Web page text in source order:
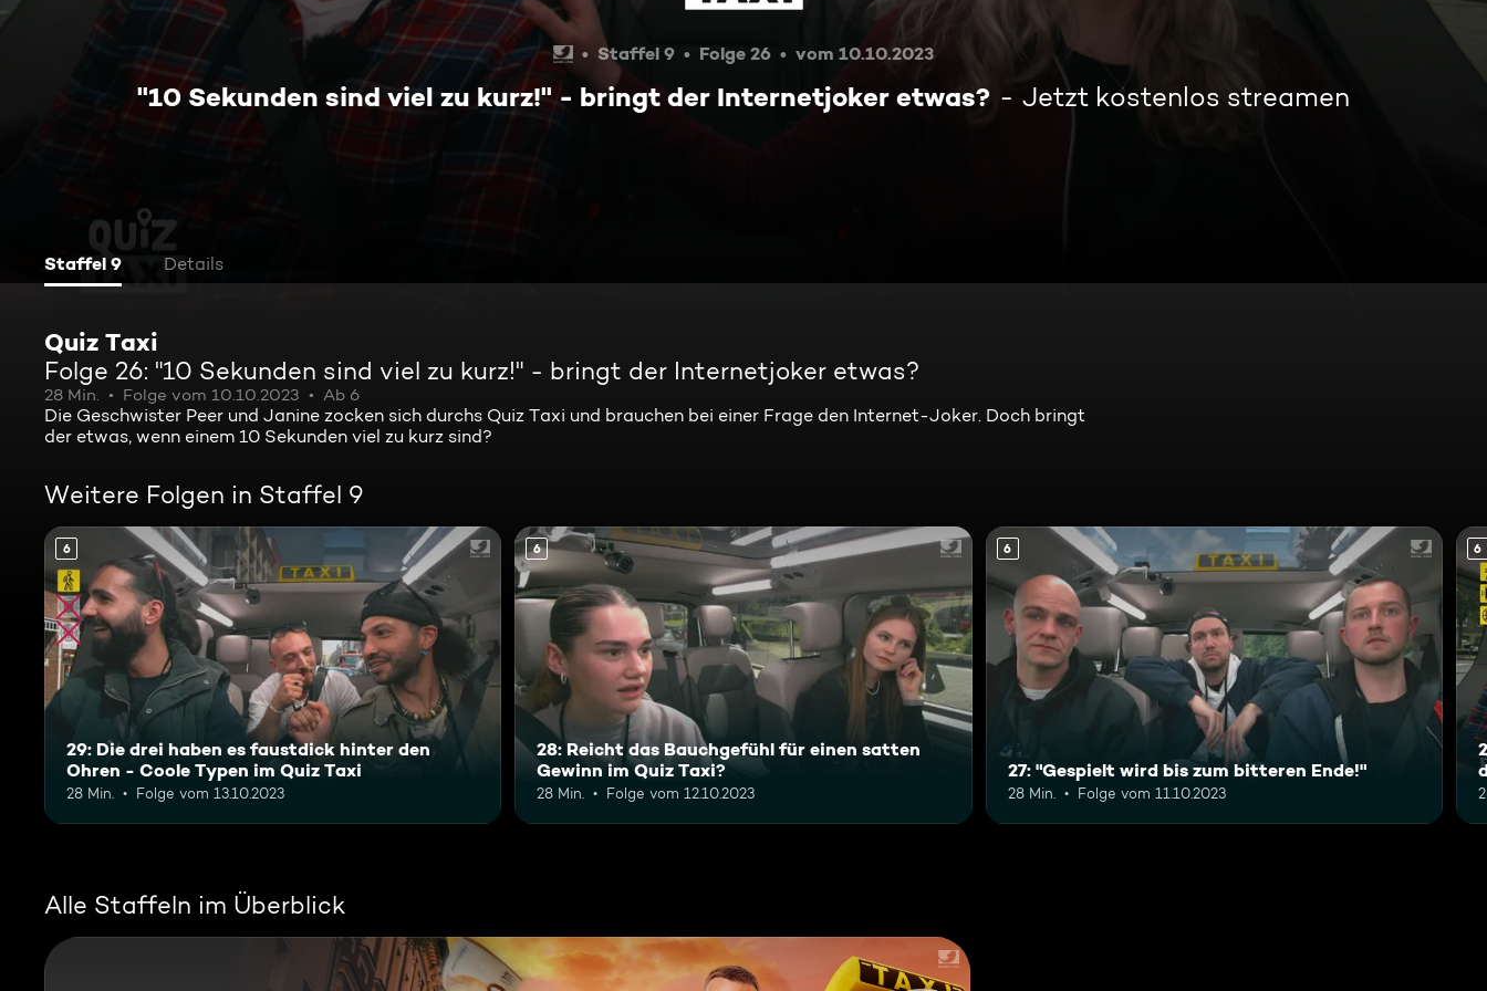
Staffel 9 Folge 26 vom 10.10.2023
"10 Sekunden sind viel zu kurz!" - bringt der Internetjoker etwas? Jetzt kostenlos streamen
Staffel 9 Details
Quiz Taxi
Folge 26: "10 Sekunden sind viel zu kurz!" - bringt der Internetjoker etwas?
28 Min. Folge vom 10.10.2023 Ab 6
Die Geschwister Peer und Janine zocken sich durchs Quiz Taxi und brauchen bei einer Frage den Internet-Joker. Doch bringt
der etwas, wenn einem 10 Sekunden viel zu kurz sind?
Weitere Folgen in Staffel 9
6
29: Die drei haben es faustdick hinter den
Ohren - Coole Typen im Quiz Taxi
28 Min. Folge vom 13.10.2023
6
28: Reicht das Bauchgefühl für einen satten
Gewinn im Quiz Taxi?
28 Min. Folge vom 12.10.2023
6
27: "Gespielt wird bis zum bitteren Ende!"
28 Min. Folge vom 11.10.2023
6
Alle Staffeln im Überblick